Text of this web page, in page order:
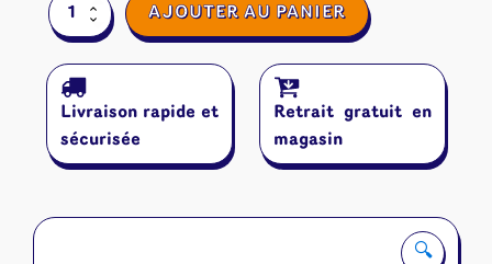
🔍
quantité
de
AJOUTER AU PANIER
Livraison rapide et
sécurisée
Retrait gratuit en
magasin